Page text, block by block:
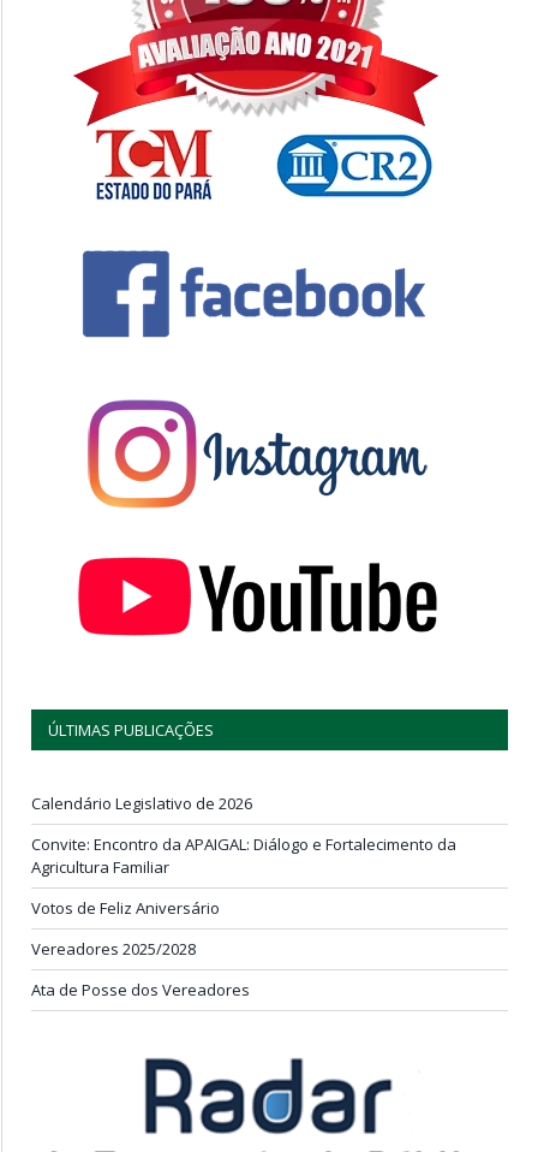
ÚLTIMAS PUBLICAÇÕES
Calendário Legislativo de 2026
Convite: Encontro da APAIGAL: Diálogo e Fortalecimento da
Agricultura Familiar
Votos de Feliz Aniversário
Vereadores 2025/2028
Ata de Posse dos Vereadores